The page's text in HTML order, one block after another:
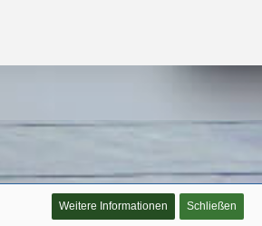
Weitere Informationen Schließen